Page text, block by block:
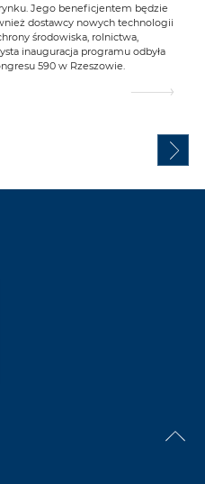
Jego beneficjentem będzie
dostawcy nowych technologii
środowiska, rolnictwa,
inauguracja programu odbyła
590 w Rzeszowie.